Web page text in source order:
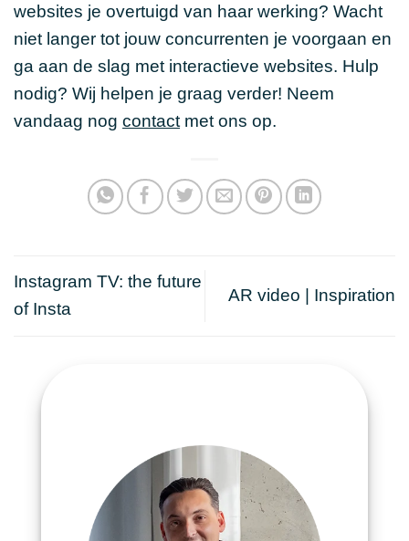
websites je overtuigd van haar werking? Wacht
niet langer tot jouw concurrenten je voorgaan en
ga aan de slag met interactieve websites. Hulp
nodig? Wij helpen je graag verder! Neem
vandaag nog contactmet ons op.
Instagram TV: the future
of Insta
AR video | Inspiration